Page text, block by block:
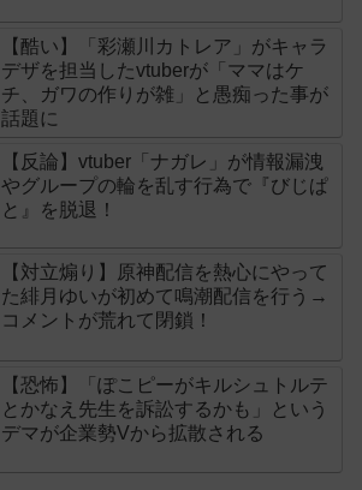
【酷い】「彩瀬川カトレア」がキャラ
デザを担当したvtuberが「ママはケ
チ、ガワの作りが雑」と愚痴った事が
話題に
【反論】vtuber「ナガレ」が情報漏洩
やグループの輪を乱す行為で『びじぱ
と』を脱退！
【対立煽り】原神配信を熱心にやって
た緋月ゆいが初めて鳴潮配信を行う→
コメントが荒れて閉鎖！
【恐怖】「ぽこピーがキルシュトルテ
とかなえ先生を訴訟するかも」という
デマが企業勢Vから拡散される